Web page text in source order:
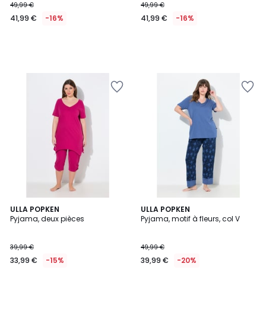
€
au
appliquée.
49,99 €
41,99 € -16%
49,99 €
41,99 € -16%
ULLA POPKEN
Pyjama, deux pièces
39,99 €
33,99 € -15%
ULLA POPKEN
Pyjama, motif à fleurs, col V
49,99 €
39,99 € -20%